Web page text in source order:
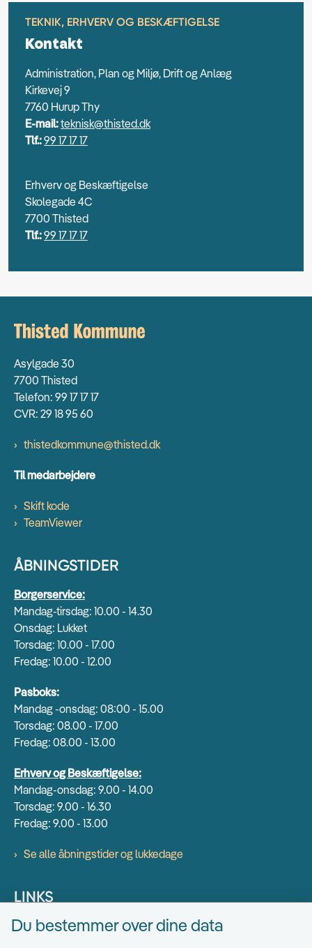
TEKNIK, ERHVERV OG BESKÆFTIGELSE
Kontakt
Administration, Plan og Miljø, Drift og Anlæg
Kirkevej 9
7760 Hurup Thy
E-mail:teknisk@thisted.dk
Tlf.:99 17 17 17
Erhverv og Beskæftigelse
Skolegade 4C
7700 Thisted
Tlf.:99 17 17 17
Asylgade 30
7700 Thisted
Telefon: 99 17 17 17
CVR: 29 18 95 60
thistedkommune@thisted.dk
Til medarbejdere
Skift kode
TeamViewer
ÅBNINGSTIDER
Borgerservice:
Mandag-tirsdag: 10.00 - 14.30
Onsdag: Lukket
Torsdag: 10.00 - 17.00
Fredag: 10.00 - 12.00
Pasboks:
Mandag -onsdag: 08:00 - 15.00
Torsdag: 08.00 - 17.00
Fredag: 08.00 - 13.00
Erhverv og Beskæftigelse:
Mandag-onsdag: 9.00 - 14.00
Torsdag: 9.00 - 16.30
Fredag: 9.00 - 13.00
Se alle åbningstider og lukkedage
LINKS
Find EAN numre
Du bestemmer over dine data